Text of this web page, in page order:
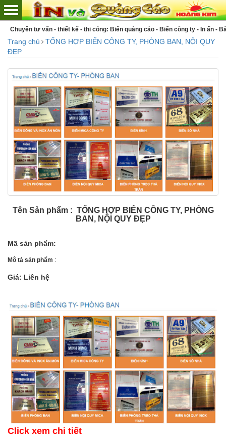
Chuyên tư vấn - thiết kế - thi công: Biển quảng cáo - Biển công ty - In ấn -
Trang chủ
TỔNG HỢP BIỂN CÔNG TY, PHÒNG BAN, NỘI QUY
ĐẸP
Tên Sản phẩm : TỔNG HỢP BIỂN CÔNG TY, PHÒNG
BAN, NỘI QUY ĐẸP
Mã sản phẩm:
Mô tả sản phẩm :
Giá: Liên hệ
Click xem chi tiết